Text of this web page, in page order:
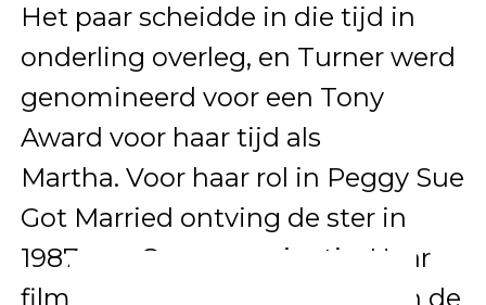
Het paar scheidde in die tijd in
onderling overleg, en Turner werd
genomineerd voor een Tony
Award voor haar tijd als
Martha. Voor haar rol in Peggy Sue
Got Married ontving de ster in
1987 een Oscar-nominatie. Haar
filmcarrière was erg levendig in de